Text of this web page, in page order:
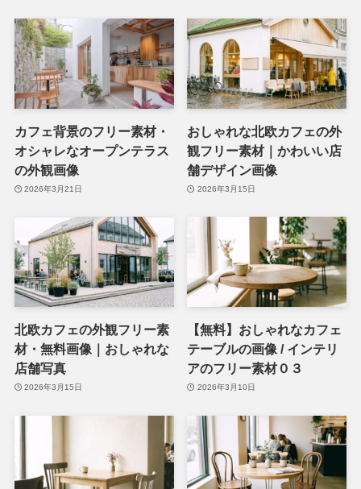
カフェ背景のフリー素材・
オシャレなオープンテラス
の外観画像
2026年3月21日
おしゃれな北欧カフェの外
観フリー素材｜かわいい店
舗デザイン画像
2026年3月15日
北欧カフェの外観フリー素
材・無料画像｜おしゃれな
店舗写真
2026年3月15日
【無料】おしゃれなカフェ
テーブルの画像 / インテリ
アのフリー素材０３
2026年3月10日